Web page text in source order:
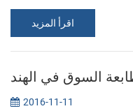
اقرأ المزيد
السوق في الهند
2016-11-11